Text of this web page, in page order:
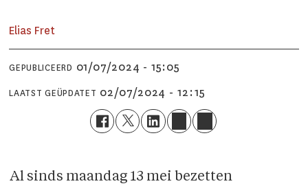
Elias Fret
GEPUBLICEERD 01/07/2024 - 15:05
LAATST GEÜPDATET 02/07/2024 - 12:15
Al sinds maandag 13 mei bezetten